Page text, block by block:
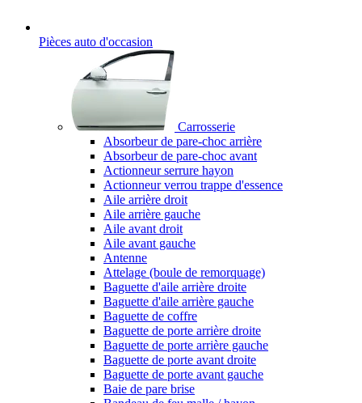
Pièces auto d'occasion
Carrosserie
Absorbeur de pare-choc arrière
Absorbeur de pare-choc avant
Actionneur serrure hayon
Actionneur verrou trappe d'essence
Aile arrière droit
Aile arrière gauche
Aile avant droit
Aile avant gauche
Antenne
Attelage (boule de remorquage)
Baguette d'aile arrière droite
Baguette d'aile arrière gauche
Baguette de coffre
Baguette de porte arrière droite
Baguette de porte arrière gauche
Baguette de porte avant droite
Baguette de porte avant gauche
Baie de pare brise